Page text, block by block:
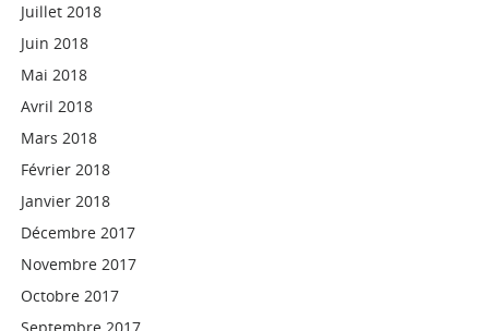
Juillet 2018
Juin 2018
Mai 2018
Avril 2018
Mars 2018
Février 2018
Janvier 2018
Décembre 2017
Novembre 2017
Octobre 2017